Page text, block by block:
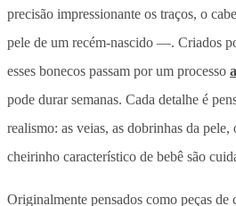
precisão impressionante os traços, o
pele de um recém-nascido —. Criados
esses bonecos passam por um processo
pode durar semanas. Cada detalhe é
realismo: as veias, as dobrinhas da
cheirinho característico de bebê são
Originalmente pensados como peças de